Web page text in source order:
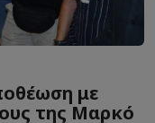
με
της Μαρκό